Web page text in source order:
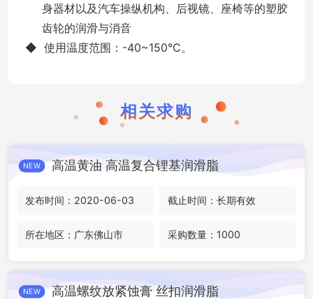
身器材以及汽车操纵机构、后视镜、座椅等的塑胶
齿轮的润滑与消音
◆ 使用温度范围：-40~150℃。
相关求购
NEW 高温黄油 高温复合锂基润滑脂
发布时间：2020-06-03 截止时间：长期有效
所在地区：广东佛山市 采购数量：1000
NEW 高温螺纹放紧蚀膏 丝扣润滑脂